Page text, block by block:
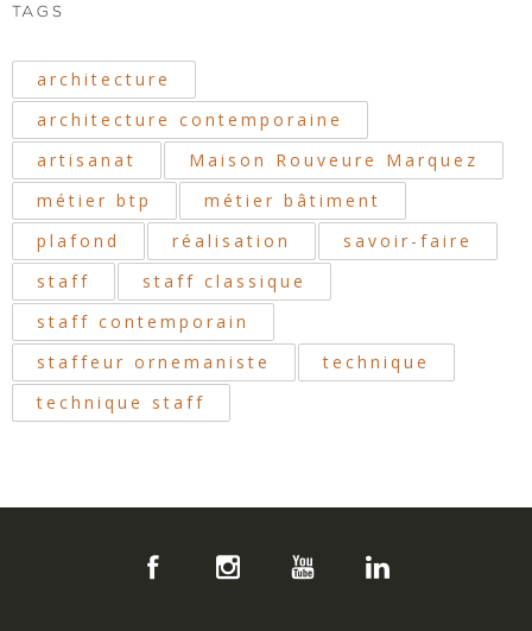
TAGS
architecture
architecture contemporaine
artisanat
Maison Rouveure Marquez
métier btp
métier bâtiment
plafond
réalisation
savoir-faire
staff
staff classique
staff contemporain
staffeur ornemaniste
technique
technique staff